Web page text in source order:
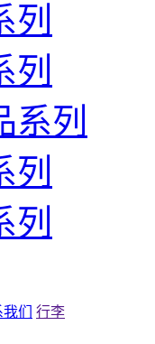
列
列
系列
列
列
们
行李